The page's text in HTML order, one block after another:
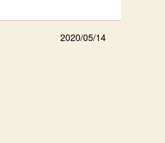
2020/05/14